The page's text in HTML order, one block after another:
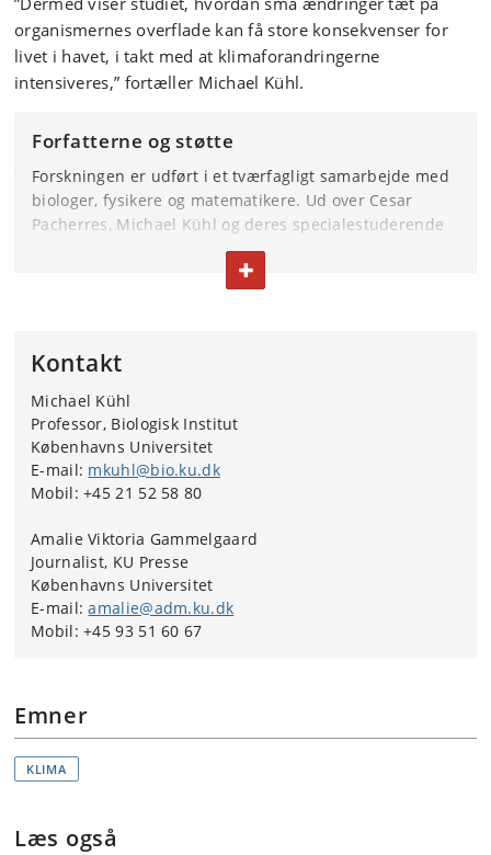
organismernes overflade kan få store konsekvenser for
livet i havet, i takt med at klimaforandringerne
intensiveres,” fortæller Michael Kühl.
Forfatterne og støtte
Forskningen er udført i et tværfagligt samarbejde med
biologer, fysikere og matematikere. Ud over Cesar
Pacherres, Michael Kühl og deres specialestuderende
Mads Bilbo og Mikkel Hansen ved Københavns
Universitet har følgende forskere bidraget til studiet:
Douglas Brumley, University of Melbourne, Australien.
Max S. Dhillon og Manuel Aranda, King Abdullah
University of Science and Technology, Saudi Arabien.
Forskernes studie er publiceret i
Foundation’s Aquatic Symbiosis Initiative
yderligere støtte fra
Association, det australske forskningsråd (
Research Council) og etEU MSCA
FOLD TEKST IND ELLER UD
Kontakt
Michael Kühl
Professor, Biologisk Institut
Københavns Universitet
E-mail: mkuhl@bio.ku.dk
Mobil: +45 21 52 58 80
Amalie Viktoria Gammelgaard
Journalist, KU Presse
Københavns Universitet
E-mail:amalie@adm.ku.dk
Mobil: +45 93 51 60 67
Emner
KLIMA
Læs også